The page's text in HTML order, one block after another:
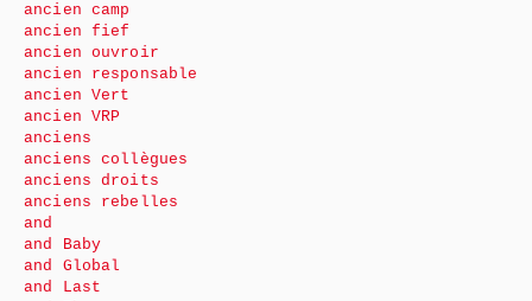
ancien camp
ancien fief
ancien ouvroir
ancien responsable
ancien Vert
ancien VRP
anciens
anciens collègues
anciens droits
anciens rebelles
and
and Baby
and Global
and Last